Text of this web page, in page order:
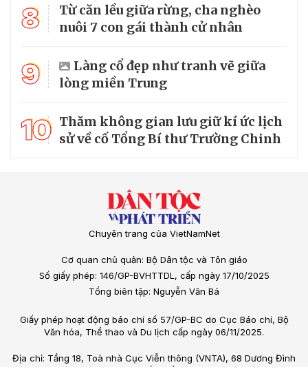
8
Từ căn lều giữa rừng, cha nghèo
nuôi 7 con gái thành cử nhân
9
Làng cổ đẹp như tranh vẽ giữa
lòng miền Trung
10 Thăm không gian lưu giữ kí ức lịch
sử về cố Tổng Bí thư Trường Chinh
Chuyên trang của VietNamNet
Cơ quan chủ quản: Bộ Dân tộc và Tôn giáo
Số giấy phép: 146/GP-BVHTTDL, cấp ngày 17/10/2025
Tổng biên tập: Nguyễn Văn Bá
Giấy phép hoạt động báo chí số 57/GP-BC do Cục Báo chí, Bộ
Văn hóa, Thể thao và Du lịch cấp ngày 06/11/2025.
Địa chỉ: Tầng 18, Toà nhà Cục Viễn thông (VNTA), 68 Dương Đình